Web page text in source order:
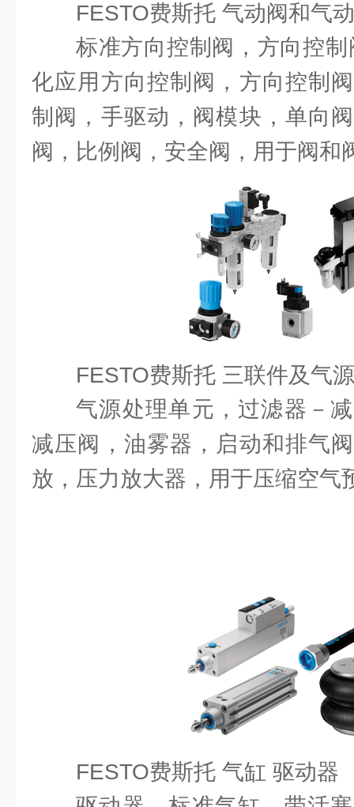
FESTO费斯托 气动阀和气
标准方向控制阀，方向控
化应用方向控制阀，方向控制
制阀，手驱动，阀模块，单向
阀，比例阀，安全阀，用于阀和
FESTO费斯托 三联件及气
气源处理单元，过滤器－
减压阀，油雾器，启动和排气
放，压力放大器，用于压缩空气
FESTO费斯托 气缸 驱动器